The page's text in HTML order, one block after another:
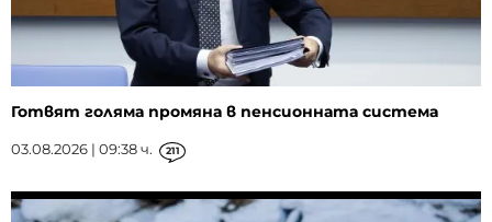
Готвят голяма промяна в пенсионната система
03.08.2026 | 09:38 ч. 211